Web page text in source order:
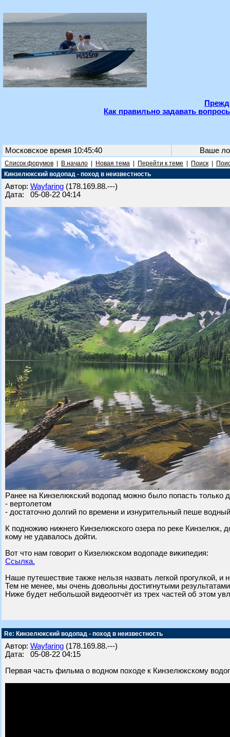
Как правильно задавать
Московское время 10:45:40 Ваше
Список форумов В начало Новая тема Перейти к теме Поиск
Кинзелюкский водопад - поход в неизвестность
Автор: Wayfaring (178.169.88.---)
Дата: 05-08-22 04:14
Ранее на Кинзелюкский водопад можно было попасть только
- вертолетом
- достаточно долгий по времени и изнурительный пеше
К подножию нижнего Кинзелюкского озера по реке Кинзелюк,
кому не удавалось дойти.
Вот что нам говорит о Кизелюкском водопаде википедия:
Ссылка.
Наше путешествие также нельзя назвать легкой прогулкой,
Тем не менее, мы очень довольны достигнутыми
Ниже будет небольшой видеоотчёт из трех частей об этом
Re: Кинзелюкский водопад - поход в неизвестность
Автор: Wayfaring (178.169.88.---)
Дата: 05-08-22 04:15
Первая часть фильма о водном походе к Кинзелюкскому